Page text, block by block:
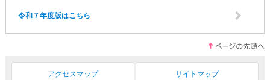
令和７年度版はこちら
アクセスマップ サイトマップ